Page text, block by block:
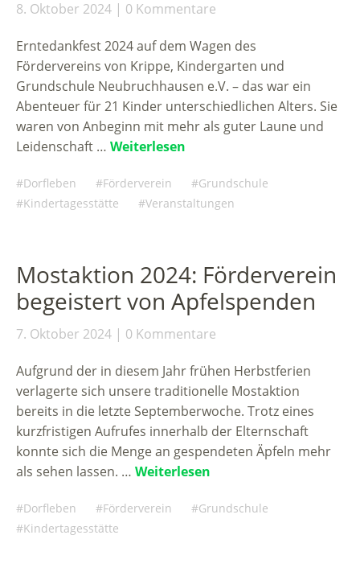
8. Oktober 2024 0 Kommentare
Erntedankfest 2024 auf dem Wagen des
Fördervereins von Krippe, Kindergarten und
Grundschule Neubruchhausen e.V. – das war ein
Abenteuer für 21 Kinder unterschiedlichen Alters. Sie
waren von Anbeginn mit mehr als guter Laune und
Leidenschaft … Weiterlesen
Dorfleben Förderverein
Grundschule
Kindertagesstätte
Veranstaltungen
Mostaktion 2024: Förderverein
begeistert von Apfelspenden
7. Oktober 2024 0 Kommentare
Aufgrund der in diesem Jahr frühen Herbstferien
verlagerte sich unsere traditionelle Mostaktion
bereits in die letzte Septemberwoche. Trotz eines
kurzfristigen Aufrufes innerhalb der Elternschaft
konnte sich die Menge an gespendeten Äpfeln mehr
als sehen lassen. … Weiterlesen
Dorfleben Förderverein
Grundschule
Kindertagesstätte